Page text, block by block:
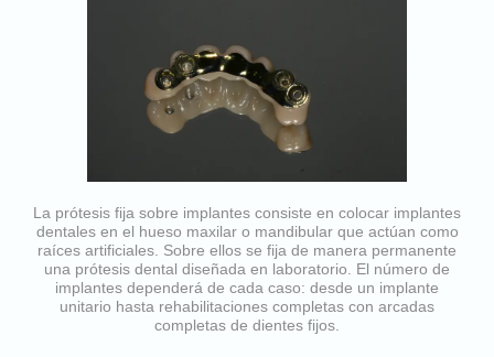
La prótesis fija sobre implantes consiste en colocar implantes
dentales en el hueso maxilar o mandibular que actúan como
raíces artificiales. Sobre ellos se fija de manera permanente
una prótesis dental diseñada en laboratorio. El número de
implantes dependerá de cada caso: desde un implante
unitario hasta rehabilitaciones completas con arcadas
completas de dientes fijos.